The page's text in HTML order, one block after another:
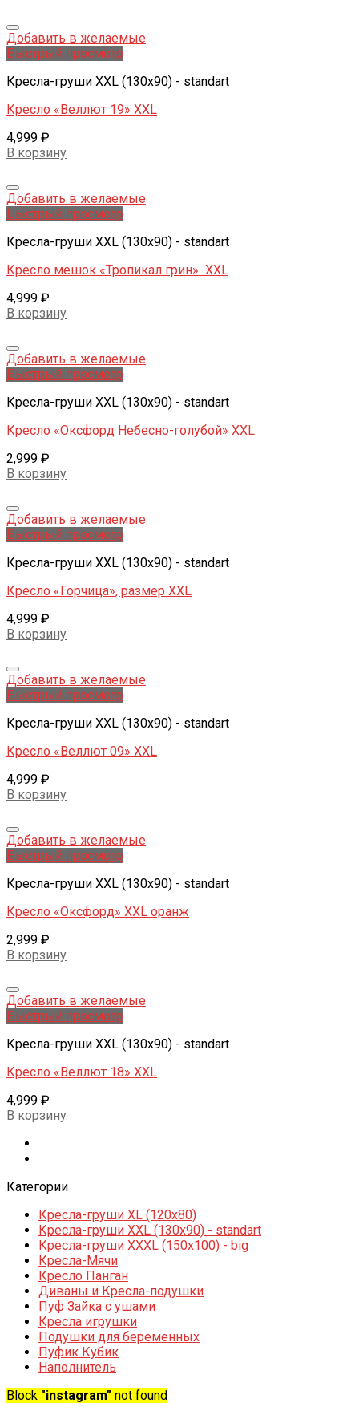
Добавить в желаемые
Быстрый просмотр
Кресла-груши XXL (130x90) - standart
Кресло «Веллют 19» XXL
4,999 ₽
В корзину
Добавить в желаемые
Быстрый просмотр
Кресла-груши XXL (130x90) - standart
Кресло мешок «Тропикал грин» XXL
4,999 ₽
В корзину
Добавить в желаемые
Быстрый просмотр
Кресла-груши XXL (130x90) - standart
Кресло «Оксфорд Небесно-голубой» XXL
2,999 ₽
В корзину
Добавить в желаемые
Быстрый просмотр
Кресла-груши XXL (130x90) - standart
Кресло «Горчица», размер XXL
4,999 ₽
В корзину
Добавить в желаемые
Быстрый просмотр
Кресла-груши XXL (130x90) - standart
Кресло «Веллют 09» XXL
4,999 ₽
В корзину
Добавить в желаемые
Быстрый просмотр
Кресла-груши XXL (130x90) - standart
Кресло «Оксфорд» XXL оранж
2,999 ₽
В корзину
Добавить в желаемые
Быстрый просмотр
Кресла-груши XXL (130x90) - standart
Кресло «Веллют 18» XXL
4,999 ₽
В корзину
Категории
Кресла-груши XL (120x80)
Кресла-груши XXL (130x90) - standart
Кресла-груши XXXL (150x100) - big
Кресла-Мячи
Кресло Панган
Диваны и Кресла-подушки
Пуф Зайка с ушами
Кресла игрушки
Подушки для беременных
Пуфик Кубик
Наполнитель
Block "instagram" not found